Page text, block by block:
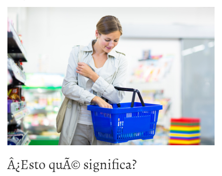
Â¿Esto quÃ© significa?